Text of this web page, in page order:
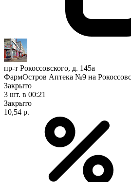
пр-т Рокоссовского, д. 145а
ФармОстров Аптека №9 на
Закрыто
3 шт. в 00:21
Закрыто
10,54 р.